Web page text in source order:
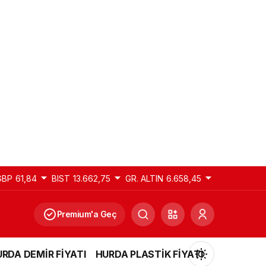
61,84 BIST 13.662,75 GR. ALTIN 6.658,45
Premium'a Geç
DEMİR FİYATI HURDA PLASTİK FİYATI